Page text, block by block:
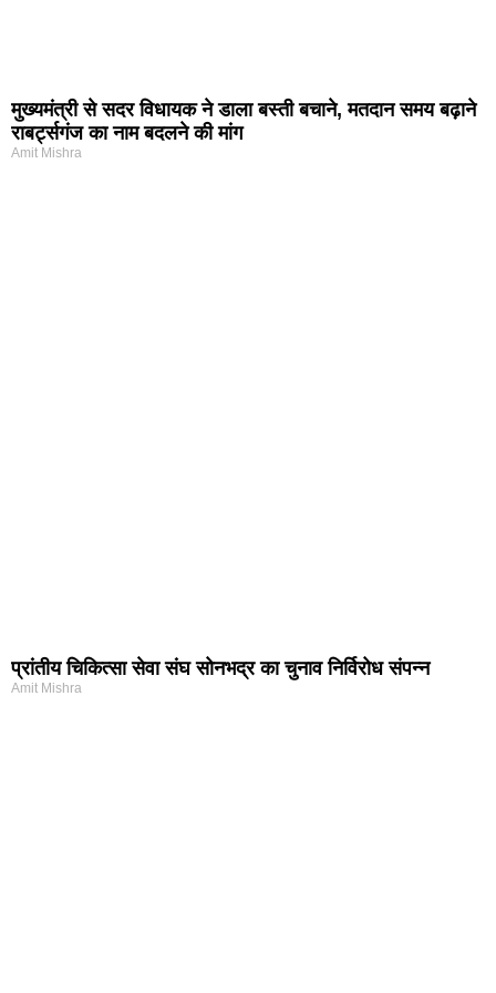
मुख्यमंत्री से सदर विधायक ने डाला बस्ती बचाने, मतदान समय बढ़ाने
राबर्ट्सगंज का नाम बदलने की मांग
Amit Mishra
प्रांतीय चिकित्सा सेवा संघ सोनभद्र का चुनाव निर्विरोध संपन्न
Amit Mishra